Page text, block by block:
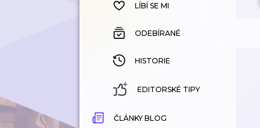
HISTORIE
LÍBÍ SE MI
ODEBÍRANÉ
HISTORIE
EDITORSKÉ TIPY
ČLÁNKY BLOG